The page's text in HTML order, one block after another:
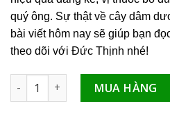
quý ông. Sự thật về cây dâm
bài viết hôm nay sẽ giúp bạn
theo dõi với Đức Thịnh nhé!
Dâm dương hoắc tăng cường
MUA HÀNG